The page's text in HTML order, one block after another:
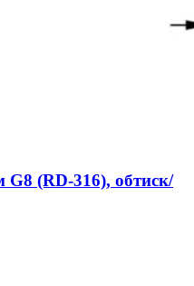
G8 (RD-316), обтиск/